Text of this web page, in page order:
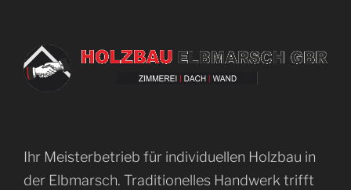
Ihr Meisterbetrieb für individuellen Holzbau in
der Elbmarsch. Traditionelles Handwerk trifft